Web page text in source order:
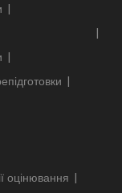
оцінювання